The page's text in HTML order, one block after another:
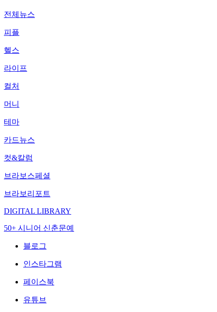
전체뉴스
피플
헬스
라이프
컬처
머니
테마
카드뉴스
컷&칼럼
브라보스페셜
브라보리포트
DIGITAL LIBRARY
50+ 시니어 신춘문예
블로그
인스타그램
페이스북
유튜브